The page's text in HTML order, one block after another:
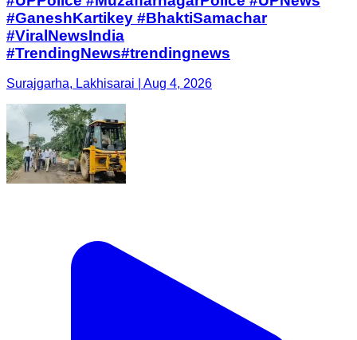
#GaneshKartikey #BhaktiSamachar
#ViralNewsIndia
#TrendingNews#trendingnews
Surajgarha, Lakhisarai | Aug 4, 2026